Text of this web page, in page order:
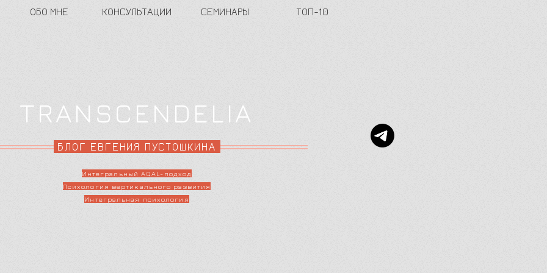
ОБО МНЕ КОНСУЛЬТАЦИИ СЕМИНАРЫ ТОП-10
TRANSCENDELIA
БЛОГ ЕВГЕНИЯ ПУСТОШКИНА
Интегральный AQAL-подход
Психология вертикального развития
Интегральная психология